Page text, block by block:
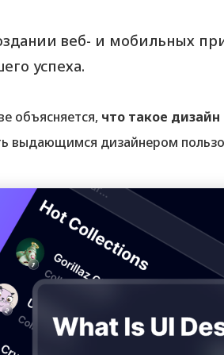
веб- и мобильных
успеха.
объясняется, что такое
выдающимся дизайнером